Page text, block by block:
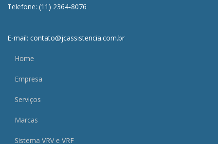
Telefone: (11) 2364-8076
E-mail: contato@jcassistencia.com.br
Home
Empresa
Serviços
Marcas
Sistema VRV e VRF